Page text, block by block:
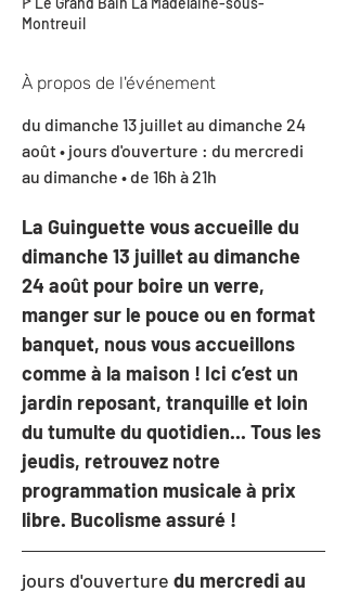
Montreuil
À propos de l'événement
du dimanche 13 juillet au dimanche 24
août • jours d'ouverture : du mercredi
au dimanche • de 16h à 21h
La Guinguette vous accueille du
dimanche 13 juillet au dimanche
24 août pour boire un verre,
manger sur le pouce ou en format
banquet, nous vous accueillons
comme à la maison ! Ici c’est un
jardin reposant, tranquille et loin
du tumulte du quotidien... Tous les
jeudis, retrouvez notre
programmation musicale à prix
libre. Bucolisme assuré !
jours d'ouverture du mercredi au